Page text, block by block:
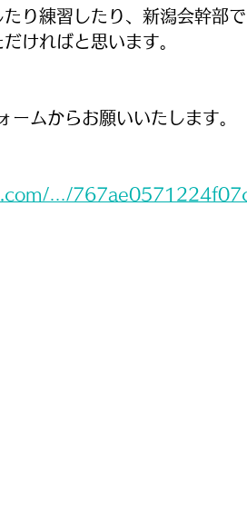
り練習したり、新潟会幹部
ければと思います。
ームからお願いいたします。
…/